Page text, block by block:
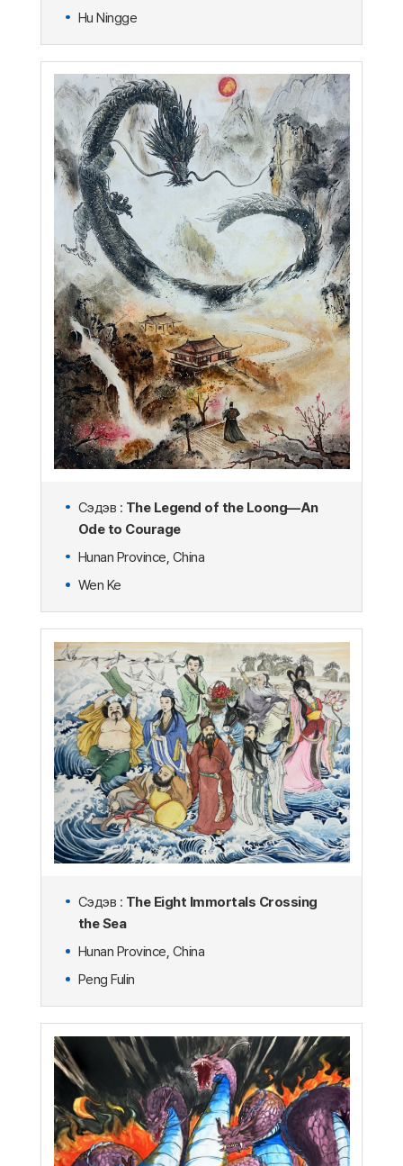
Hu Ningge
Сэдэв : The Legend of the Loong—An
Ode to Courage
Hunan Province, China
Wen Ke
Сэдэв : The Eight Immortals Crossing
the Sea
Hunan Province, China
Peng Fulin